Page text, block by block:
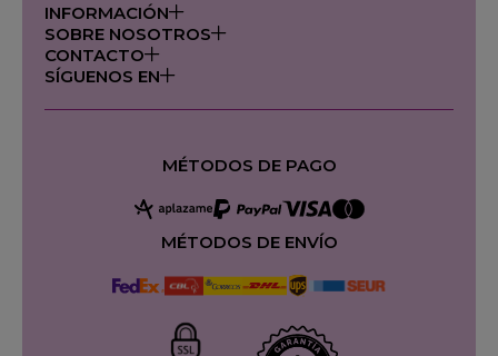
INFORMACIÓN
SOBRE NOSOTROS
CONTACTO
SÍGUENOS EN
MÉTODOS DE PAGO
MÉTODOS DE ENVÍO